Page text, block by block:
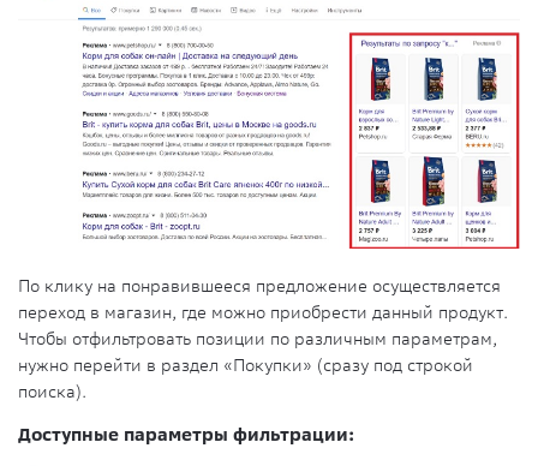
По клику на понравившееся предложение осуществляется
переход в магазин, где можно приобрести данный продукт.
Чтобы отфильтровать позиции по различным параметрам,
нужно перейти в раздел «Покупки» (сразу под строкой
поиска).
Доступные параметры фильтрации: